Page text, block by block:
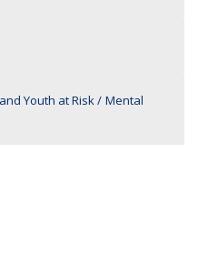
Youth at Risk
Mental